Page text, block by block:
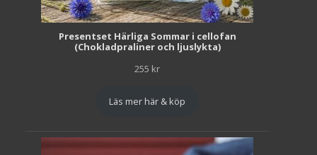
Presentset Härliga Sommar i cellofan
(Chokladpraliner och ljuslykta)
255 kr
Läs mer här & köp